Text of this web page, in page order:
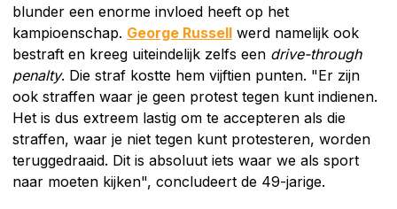
blunder een enorme invloed heeft op het
kampioenschap. George Russell werd namelijk ook
bestraft en kreeg uiteindelijk zelfs een drive-through
penalty. Die straf kostte hem vijftien punten. "Er zijn
ook straffen waar je geen protest tegen kunt indienen.
Het is dus extreem lastig om te accepteren als die
straffen, waar je niet tegen kunt protesteren, worden
teruggedraaid. Dit is absoluut iets waar we als sport
naar moeten kijken", concludeert de 49-jarige.